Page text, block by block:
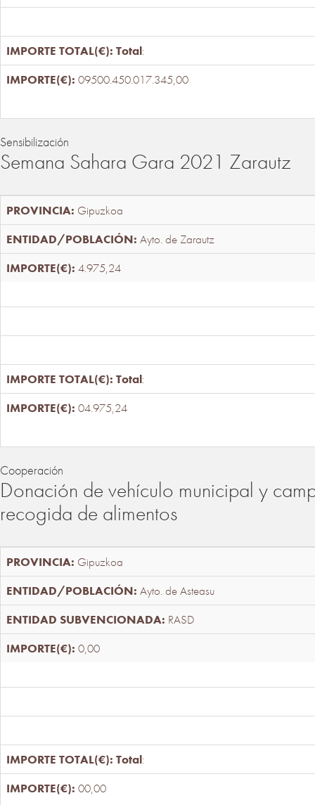
Total:
09500.450.017.345,00
Sensibilización
Semana Sahara Gara 2021 Zarautz
Gipuzkoa
Ayto. de Zarautz
4.975,24
Total:
04.975,24
Cooperación
Donación de vehículo municipal y
recogida de alimentos
Gipuzkoa
Ayto. de Asteasu
RASD
0,00
Total:
00,00